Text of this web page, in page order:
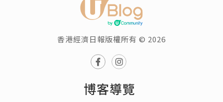
香港經濟日報版權所有 © 2026
博客導覽